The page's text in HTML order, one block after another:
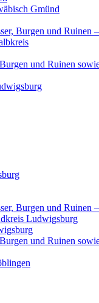
Gmünd
Burgen und Ruinen
und Ruinen
Burgen und Ruinen
Ludwigsburg
und Ruinen